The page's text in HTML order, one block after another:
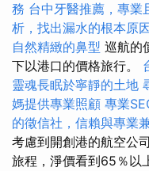
務 台中牙醫推薦，專業
析，找出漏水的根本原
自然精緻的鼻型 巡航的
下以港口的價格旅行。
靈魂長眠於寧靜的土地
媽提供專業照顧 專業
的徵信社，信賴與專業
考慮到開創港的航空公
旅程，淨價看到65％以